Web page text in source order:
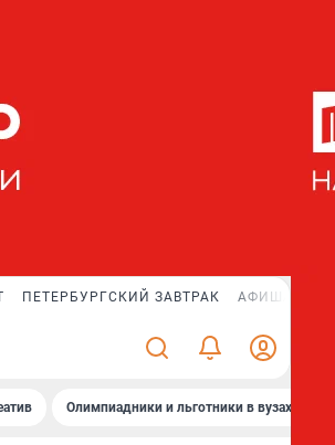
ПЕТЕРБУРГСКИЙ ЗАВТРАК АФИША PLUS
Олимпиадники и льготники в вузах СПб